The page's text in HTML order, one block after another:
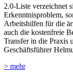
2.0-Liste verzeichnet
Erkenntnisproblem,
Arbeitshilfen für die
auch die kostenfreie
Transfer in die Praxis
Geschäftsführer
> mehr